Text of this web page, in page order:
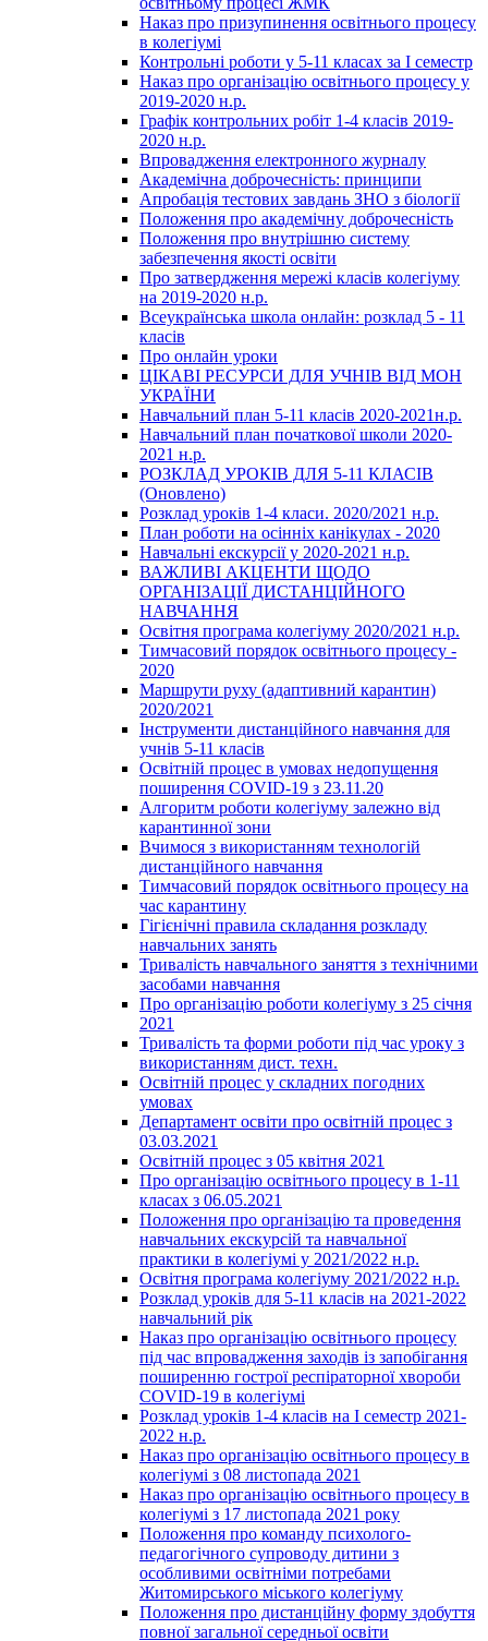
Наказ про призупинення освітнього процесу
в колегіумі
Контрольні роботи у 5-11 класах за І семестр
Наказ про організацію освітнього процесу у
2019-2020 н.р.
Графік контрольних робіт 1-4 класів 2019-
2020 н.р.
Впровадження електронного журналу
Академічна доброчесність: принципи
Апробація тестових завдань ЗНО з біології
Положення про академічну доброчесність
Положення про внутрішню систему
забезпечення якості освіти
Про затвердження мережі класів колегіуму
на 2019-2020 н.р.
Всеукраїнська школа онлайн: розклад 5 - 11
класів
Про онлайн уроки
ЦІКАВІ РЕСУРСИ ДЛЯ УЧНІВ ВІД МОН
УКРАЇНИ
Навчальний план 5-11 класів 2020-2021н.р.
Навчальний план початкової школи 2020-
2021 н.р.
РОЗКЛАД УРОКІВ ДЛЯ 5-11 КЛАСІВ
(Оновлено)
Розклад уроків 1-4 класи. 2020/2021 н.р.
План роботи на осінніх канікулах - 2020
Навчальні екскурсії у 2020-2021 н.р.
ВАЖЛИВІ АКЦЕНТИ ЩОДО
ОРГАНІЗАЦІЇ ДИСТАНЦІЙНОГО
НАВЧАННЯ
Освітня програма колегіуму 2020/2021 н.р.
Тимчасовий порядок освітнього процесу -
2020
Маршрути руху (адаптивний карантин)
2020/2021
Інструменти дистанційного навчання для
учнів 5-11 класів
Освітній процес в умовах недопущення
поширення COVID-19 з 23.11.20
Алгоритм роботи колегіуму залежно від
карантинної зони
Вчимося з використанням технологій
дистанційного навчання
Тимчасовий порядок освітнього процесу на
час карантину
Гігієнічні правила складання розкладу
навчальних занять
Тривалість навчального заняття з технічними
засобами навчання
Про організацію роботи колегіуму з 25 січня
2021
Тривалість та форми роботи під час уроку з
використанням дист. техн.
Освітній процес у складних погодних
умовах
Департамент освіти про освітній процес з
03.03.2021
Освітній процес з 05 квітня 2021
Про організацію освітнього процесу в 1-11
класах з 06.05.2021
Положення про організацію та проведення
навчальних екскурсій та навчальної
практики в колегіумі у 2021/2022 н.р.
Освітня програма колегіуму 2021/2022 н.р.
Розклад уроків для 5-11 класів на 2021-2022
навчальний рік
Наказ про організацію освітнього процесу
під час впровадження заходів із запобігання
поширенню гострої респіраторної хвороби
COVID-19 в колегіумі
Розклад уроків 1-4 класів на І семестр 2021-
2022 н.р.
Наказ про організацію освітнього процесу в
колегіумі з 08 листопада 2021
Наказ про організацію освітнього процесу в
колегіумі з 17 листопада 2021 року
Положення про команду психолого-
педагогічного супроводу дитини з
особливими освітніми потребами
Житомирського міського колегіуму
Положення про дистанційну форму здобуття
повної загальної середньої освіти